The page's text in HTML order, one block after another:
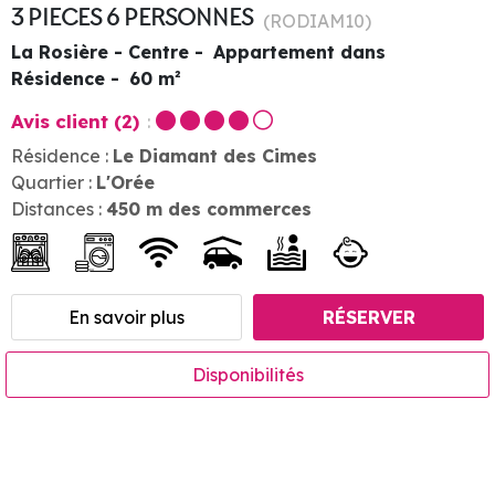
3 PIECES 6 PERSONNES (RODIAM10)
La Rosière - Centre
Appartement dans
Résidence
60 m²
Avis client (2)
Résidence : Le Diamant des Cimes
Quartier : L'Orée
Distances : 450 m des commerces
En savoir plus RÉSERVER
Disponibilités